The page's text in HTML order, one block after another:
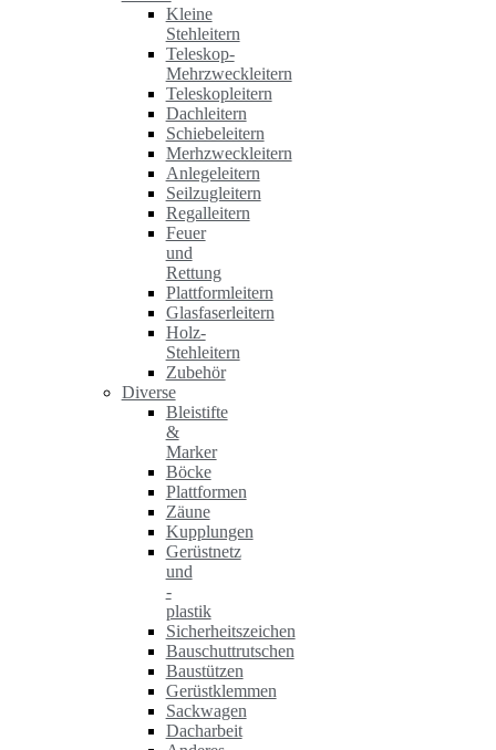
Kleine
Stehleitern
Teleskop-
Mehrzweckleitern
Teleskopleitern
Dachleitern
Schiebeleitern
Merhzweckleitern
Anlegeleitern
Seilzugleitern
Regalleitern
Feuer
und
Rettung
Plattformleitern
Glasfaserleitern
Holz-
Stehleitern
Zubehör
Diverse
Bleistifte
&
Marker
Böcke
Plattformen
Zäune
Kupplungen
Gerüstnetz
und
-
plastik
Sicherheitszeichen
Bauschuttrutschen
Baustützen
Gerüstklemmen
Sackwagen
Dacharbeit